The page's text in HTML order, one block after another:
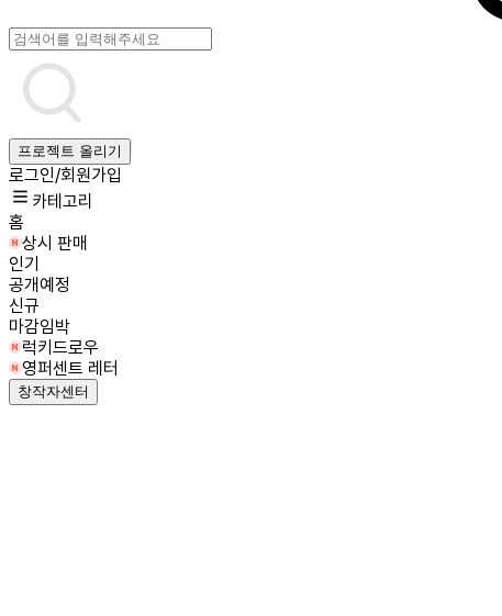
프로젝트 올리기
로그인/회원가입
카테고리
홈
상시 판매
인기
공개예정
신규
마감임박
럭키드로우
영퍼센트 레터
창작자센터